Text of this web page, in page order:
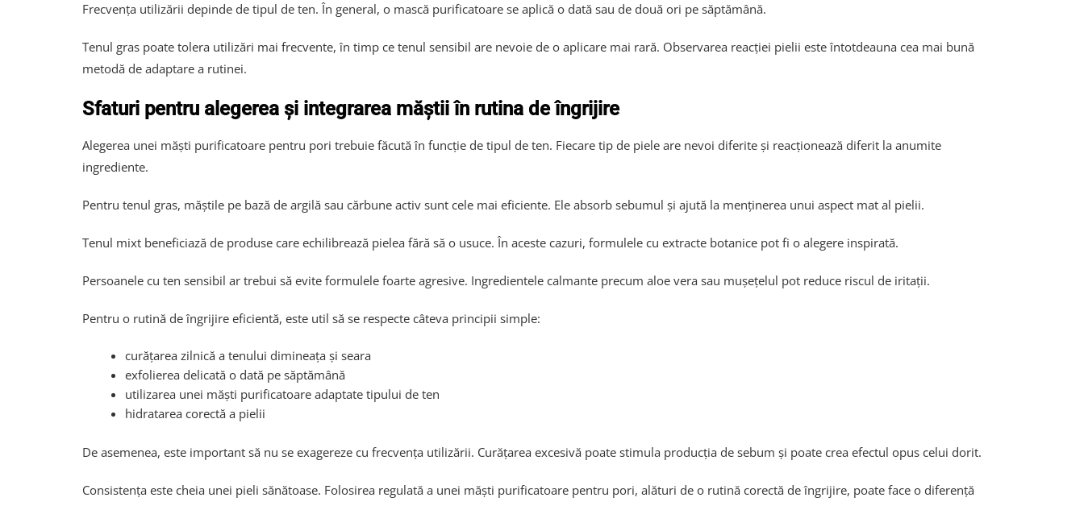
Frecvența utilizării depinde de tipul de ten. În general, o mască purificatoare se aplică o dată sau de două ori pe săptămână.
Tenul gras poate tolera utilizări mai frecvente, în timp ce tenul sensibil are nevoie de o aplicare mai rară. Observarea reacției pielii este întotdeauna cea mai bună
metodă de adaptare a rutinei.
Sfaturi pentru alegerea și integrarea măștii în rutina de îngrijire
Alegerea unei măști purificatoare pentru pori trebuie făcută în funcție de tipul de ten. Fiecare tip de piele are nevoi diferite și reacționează diferit la anumite
ingrediente.
Pentru tenul gras, măștile pe bază de argilă sau cărbune activ sunt cele mai eficiente. Ele absorb sebumul și ajută la menținerea unui aspect mat al pielii.
Tenul mixt beneficiază de produse care echilibrează pielea fără să o usuce. În aceste cazuri, formulele cu extracte botanice pot fi o alegere inspirată.
Persoanele cu ten sensibil ar trebui să evite formulele foarte agresive. Ingredientele calmante precum aloe vera sau mușețelul pot reduce riscul de iritații.
Pentru o rutină de îngrijire eficientă, este util să se respecte câteva principii simple:
curățarea zilnică a tenului dimineața și seara
exfolierea delicată o dată pe săptămână
utilizarea unei măști purificatoare adaptate tipului de ten
hidratarea corectă a pielii
De asemenea, este important să nu se exagereze cu frecvența utilizării. Curățarea excesivă poate stimula producția de sebum și poate crea efectul opus celui dorit.
Consistența este cheia unei pieli sănătoase. Folosirea regulată a unei măști purificatoare pentru pori, alături de o rutină corectă de îngrijire, poate face o diferență